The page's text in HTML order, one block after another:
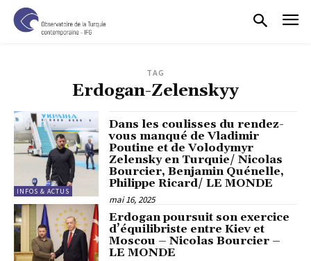
TAG
Erdogan-Zelenskyy
INFOS & ACTUS
Dans les coulisses du rendez-
vous manqué de Vladimir
Poutine et de Volodymyr
Zelensky en Turquie/ Nicolas
Bourcier, Benjamin Quénelle,
Philippe Ricard/ LE MONDE
mai 16, 2025
Erdogan poursuit son exercice
d’équilibriste entre Kiev et
Moscou – Nicolas Bourcier –
LE MONDE